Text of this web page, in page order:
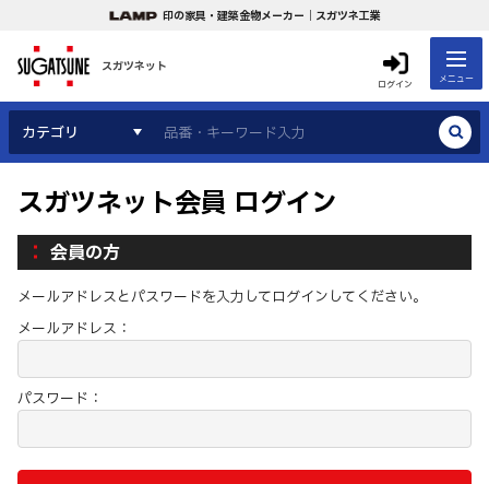
印の家具・建築金物メーカー｜スガツネ工業
スガツネット
ログイン メニュー
カテゴリ
スガツネット会員 ログイン
会員の方
メールアドレスとパスワードを入力してログインしてください。
メールアドレス：
パスワード：